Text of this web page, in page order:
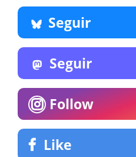
Seguir
Seguir
Follow
Like